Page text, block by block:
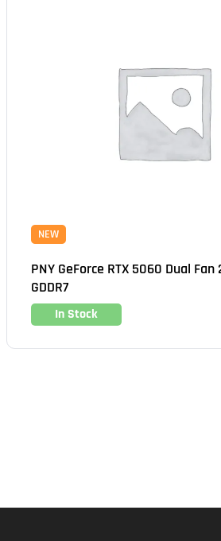
NEW
PNY GeForce RTX 5060 Dual Fan
GDDR7
In Stock